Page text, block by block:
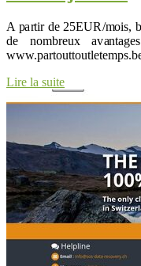
A partir de 25EUR/mois,
de nombreux
Lire la suite